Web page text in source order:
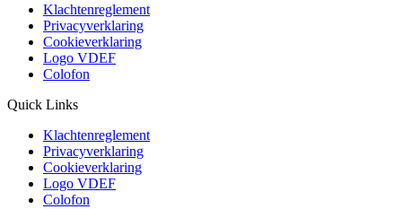
Klachtenreglement
Privacyverklaring
Cookieverklaring
Logo VDEF
Colofon
Quick Links
Klachtenreglement
Privacyverklaring
Cookieverklaring
Logo VDEF
Colofon